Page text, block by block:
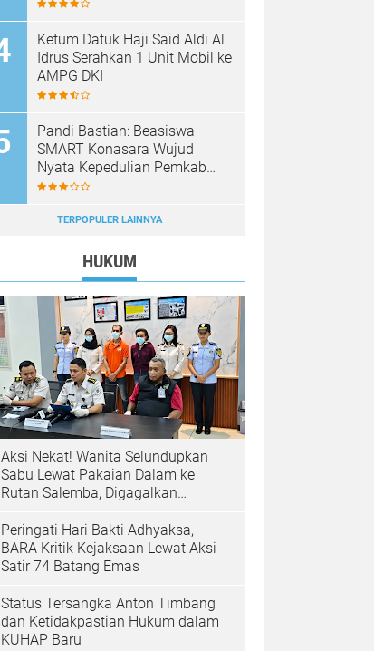
Ketum Datuk Haji Said Aldi Al
Idrus Serahkan 1 Unit Mobil ke
AMPG DKI
Pandi Bastian: Beasiswa
SMART Konasara Wujud
Nyata Kepedulian Pemkab
Konawe Utara terhadap
TERPOPULER LAINNYA
HUKUM
Aksi Nekat! Wanita Selundupkan
Sabu Lewat Pakaian Dalam ke
Rutan Salemba, Digagalkan
Peringati Hari Bakti Adhyaksa,
BARA Kritik Kejaksaan Lewat Aksi
Satir 74 Batang Emas
Status Tersangka Anton Timbang
dan Ketidakpastian Hukum dalam
KUHAP Baru